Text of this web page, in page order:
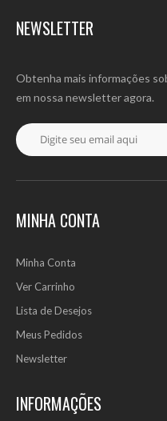
-40%
NEWSLETTER
Obtenha mais informações
em nossa newsletter agora.
MINHA CONTA
Minha Conta
Ver Carrinho
Lista de Desejos
Meus Pedidos
Newsletter
INFORMAÇÕES